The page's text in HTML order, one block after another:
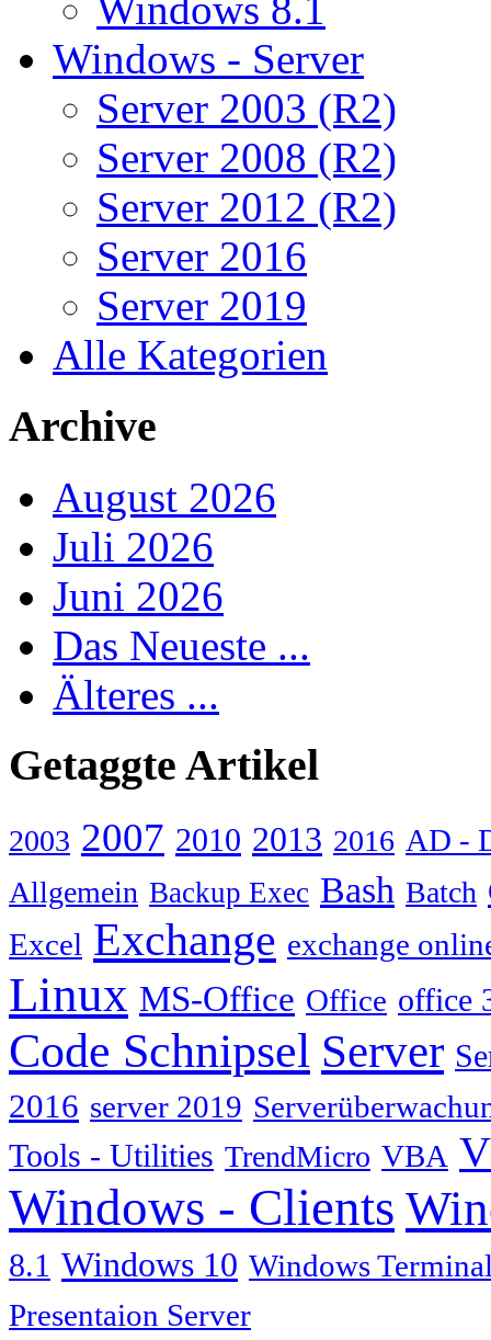
Windows 8.1
Windows - Server
Server 2003 (R2)
Server 2008 (R2)
Server 2012 (R2)
Server 2016
Server 2019
Alle Kategorien
Archive
August 2026
Juli 2026
Juni 2026
Das Neueste ...
Älteres ...
Getaggte Artikel
2003 2007 2010 2013 2016 AD -
Allgemein Backup Exec Bash Batch
Excel Exchange exchange
Linux MS-Office Office office
Code Schnipsel Server
2016 server 2019
Tools - Utilities TrendMicro VBA
Windows - Clients
8.1 Windows 10 Windows
Presentaion Server